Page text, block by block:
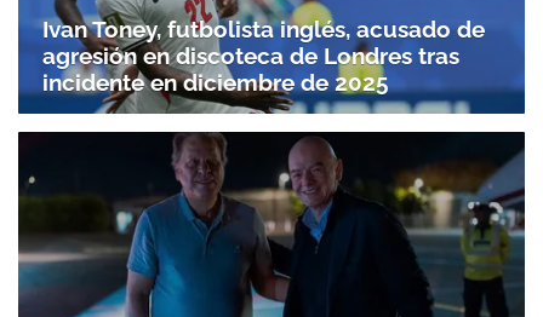
Ivan Toney, futbolista inglés, acusado de
agresión en discoteca de Londres tras
incidente en diciembre de 2025